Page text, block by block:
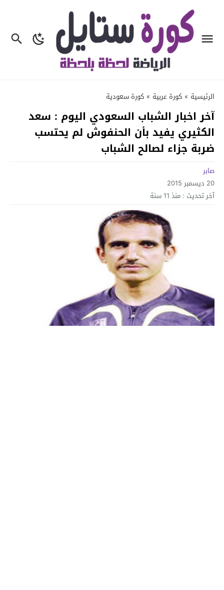
الرئيسية » كورة عربية » كورة سعودية
آخر اخبار الشباب السعودي اليوم : سعد
الكثيري يفيد بأن الحنفوش لم يحتسب
ضربة جزاء لصالح الشباب
صابر
20 ديسمبر 2015
آخر تحديث : منذ 11 سنة